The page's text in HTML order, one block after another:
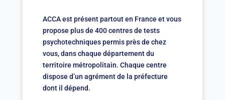
ACCA est présent partout en France et vous
propose plus de 400 centres de tests
psychotechniques permis près de chez
vous, dans chaque département du
territoire métropolitain. Chaque centre
dispose d’un agrément de la préfecture
dont il dépend.